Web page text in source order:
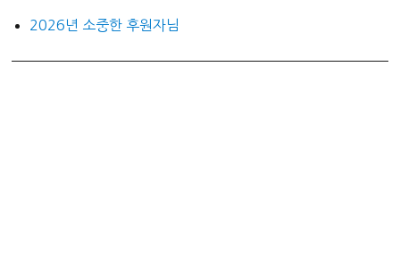
2026년 소중한 후원자님